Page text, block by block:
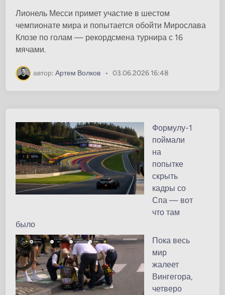
к
о
в
а
о
Лионель Месси примет участие в шестом
чемпионате мира и попытается обойти Мирослава
Клозе по голам — рекордсмена турнира с 16
мячами.
автор:Артем Волков • 03.06.2026 16:48
Формулу-1
поймали
на
попытке
скрыть
кадры со
Спа — вот
что там
было
Пока весь
мир
жалеет
Вингегора,
четверо